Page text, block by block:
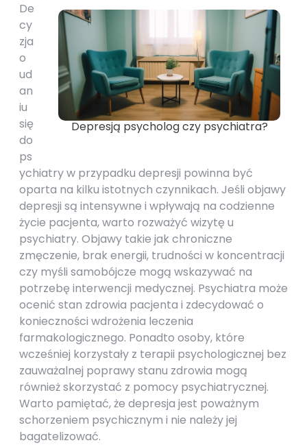
Depresją psycholog czy psychiatra?
De
cy
zja
o
ud
an
iu
się
do
ps
ychiatry w przypadku depresji powinna być
oparta na kilku istotnych czynnikach. Jeśli objawy
depresji są intensywne i wpływają na codzienne
życie pacjenta, warto rozważyć wizytę u
psychiatry. Objawy takie jak chroniczne
zmęczenie, brak energii, trudności w koncentracji
czy myśli samobójcze mogą wskazywać na
potrzebę interwencji medycznej. Psychiatra może
ocenić stan zdrowia pacjenta i zdecydować o
konieczności wdrożenia leczenia
farmakologicznego. Ponadto osoby, które
wcześniej korzystały z terapii psychologicznej bez
zauważalnej poprawy stanu zdrowia mogą
również skorzystać z pomocy psychiatrycznej.
Warto pamiętać, że depresja jest poważnym
schorzeniem psychicznym i nie należy jej
bagatelizować.